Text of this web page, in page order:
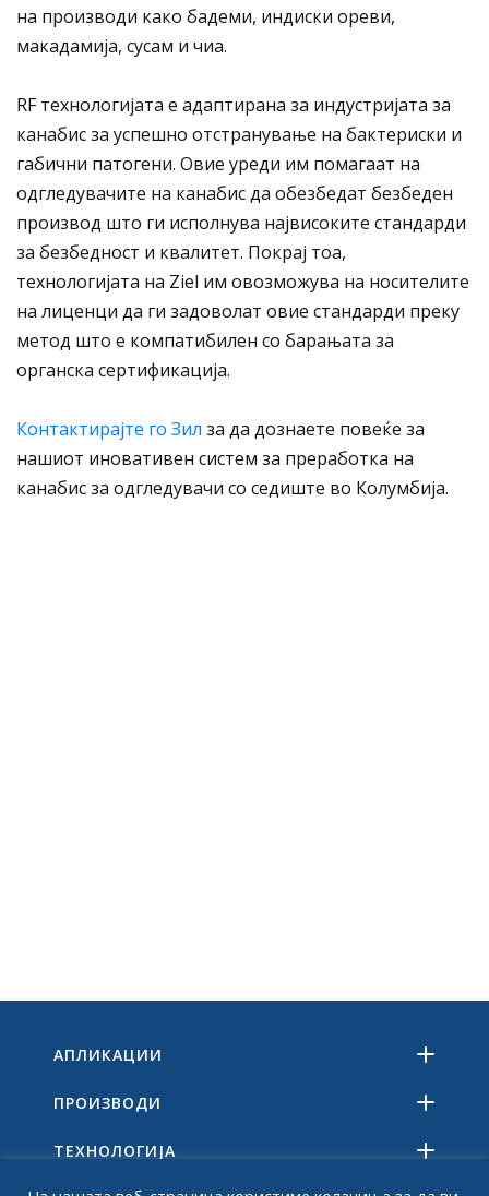
на производи како бадеми, индиски ореви,
макадамија, сусам и чиа.
RF технологијата е адаптирана за индустријата за
канабис за успешно отстранување на бактериски и
габични патогени. Овие уреди им помагаат на
одгледувачите на канабис да обезбедат безбеден
производ што ги исполнува највисоките стандарди
за безбедност и квалитет. Покрај тоа,
технологијата на Ziel им овозможува на носителите
на лиценци да ги задоволат овие стандарди преку
метод што е компатибилен со барањата за
органска сертификација.
Контактирајте го Зил за да дознаете повеќе за
нашиот иновативен систем за преработка на
канабис за одгледувачи со седиште во Колумбија.
АПЛИКАЦИИ
ПРОИЗВОДИ
ТЕХНОЛОГИЈА